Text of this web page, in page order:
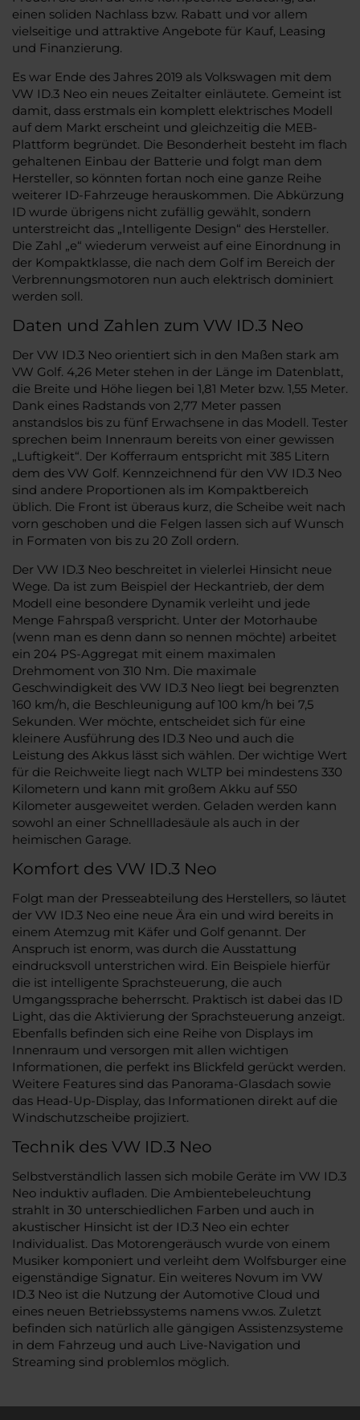
einen soliden Nachlass bzw. Rabatt und vor allem
vielseitige und attraktive Angebote für Kauf, Leasing
und Finanzierung.
Es war Ende des Jahres 2019 als Volkswagen mit dem
VW ID.3 Neo ein neues Zeitalter einläutete. Gemeint ist
damit, dass erstmals ein komplett elektrisches Modell
auf dem Markt erscheint und gleichzeitig die MEB-
Plattform begründet. Die Besonderheit besteht im flach
gehaltenen Einbau der Batterie und folgt man dem
Hersteller, so könnten fortan noch eine ganze Reihe
weiterer ID-Fahrzeuge herauskommen. Die Abkürzung
ID wurde übrigens nicht zufällig gewählt, sondern
unterstreicht das „Intelligente Design“ des Hersteller.
Die Zahl „e“ wiederum verweist auf eine Einordnung in
der Kompaktklasse, die nach dem Golf im Bereich der
Verbrennungsmotoren nun auch elektrisch dominiert
werden soll.
Daten und Zahlen zum VW ID.3 Neo
Der VW ID.3 Neo orientiert sich in den Maßen stark am
VW Golf. 4,26 Meter stehen in der Länge im Datenblatt,
die Breite und Höhe liegen bei 1,81 Meter bzw. 1,55 Meter.
Dank eines Radstands von 2,77 Meter passen
anstandslos bis zu fünf Erwachsene in das Modell. Tester
sprechen beim Innenraum bereits von einer gewissen
„Luftigkeit“. Der Kofferraum entspricht mit 385 Litern
dem des VW Golf. Kennzeichnend für den VW ID.3 Neo
sind andere Proportionen als im Kompaktbereich
üblich. Die Front ist überaus kurz, die Scheibe weit nach
vorn geschoben und die Felgen lassen sich auf Wunsch
in Formaten von bis zu 20 Zoll ordern.
Der VW ID.3 Neo beschreitet in vielerlei Hinsicht neue
Wege. Da ist zum Beispiel der Heckantrieb, der dem
Modell eine besondere Dynamik verleiht und jede
Menge Fahrspaß verspricht. Unter der Motorhaube
(wenn man es denn dann so nennen möchte) arbeitet
ein 204 PS-Aggregat mit einem maximalen
Drehmoment von 310 Nm. Die maximale
Geschwindigkeit des VW ID.3 Neo liegt bei begrenzten
160 km/h, die Beschleunigung auf 100 km/h bei 7,5
Sekunden. Wer möchte, entscheidet sich für eine
kleinere Ausführung des ID.3 Neo und auch die
Leistung des Akkus lässt sich wählen. Der wichtige Wert
für die Reichweite liegt nach WLTP bei mindestens 330
Kilometern und kann mit großem Akku auf 550
Kilometer ausgeweitet werden. Geladen werden kann
sowohl an einer Schnellladesäule als auch in der
heimischen Garage.
Komfort des VW ID.3 Neo
Folgt man der Presseabteilung des Herstellers, so läutet
der VW ID.3 Neo eine neue Ära ein und wird bereits in
einem Atemzug mit Käfer und Golf genannt. Der
Anspruch ist enorm, was durch die Ausstattung
eindrucksvoll unterstrichen wird. Ein Beispiele hierfür
die ist intelligente Sprachsteuerung, die auch
Umgangssprache beherrscht. Praktisch ist dabei das ID
Light, das die Aktivierung der Sprachsteuerung anzeigt.
Ebenfalls befinden sich eine Reihe von Displays im
Innenraum und versorgen mit allen wichtigen
Informationen, die perfekt ins Blickfeld gerückt werden.
Weitere Features sind das Panorama-Glasdach sowie
das Head-Up-Display, das Informationen direkt auf die
Windschutzscheibe projiziert.
Technik des VW ID.3 Neo
Selbstverständlich lassen sich mobile Geräte im VW ID.3
Neo induktiv aufladen. Die Ambientebeleuchtung
strahlt in 30 unterschiedlichen Farben und auch in
akustischer Hinsicht ist der ID.3 Neo ein echter
Individualist. Das Motorengeräusch wurde von einem
Musiker komponiert und verleiht dem Wolfsburger eine
eigenständige Signatur. Ein weiteres Novum im VW
ID.3 Neo ist die Nutzung der Automotive Cloud und
eines neuen Betriebssystems namens vw.os. Zuletzt
befinden sich natürlich alle gängigen Assistenzsysteme
in dem Fahrzeug und auch Live-Navigation und
Streaming sind problemlos möglich.